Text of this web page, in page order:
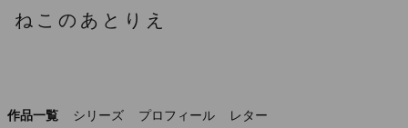
ねこのあとりえ
作品一覧 シリーズ プロフィール レター